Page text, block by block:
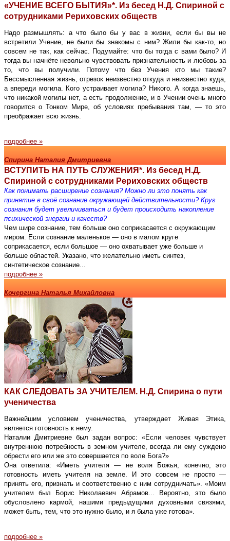
«УЧЕНИЕ ВСЕГО БЫТИЯ»*. Из бесед Н.Д. Спириной с
сотрудниками Рериховских обществ
Надо размышлять: а что было бы у вас в жизни, если бы вы не
встретили Учение, не были бы знакомы с ним? Жили бы как-то, но
совсем не так, как сейчас. Подумайте: что бы тогда с вами было? И
тогда вы начнёте невольно чувствовать признательность и любовь за
то, что вы получили. Потому что без Учения кто мы такие?
Бессмысленная жизнь, отрезок неизвестно откуда и неизвестно куда,
а впереди могила. Кого устраивает могила? Никого. А когда знаешь,
что никакой могилы нет, а есть продолжение, и в Учении очень много
говорится о Тонком Мире, об условиях пребывания там, — то это
преображает всю жизнь.
подробнее »
Спирина Наталия Дмитриевна
ВСТУПИТЬ НА ПУТЬ СЛУЖЕНИЯ*. Из бесед Н.Д.
Спириной с сотрудниками Рериховских обществ
Как понимать расширение сознания? Можно ли это понять как
принятие в своё сознание окружающей действительности? Круг
сознания будет увеличиваться и будет происходить накопление
психической энергии и качеств?
Чем шире сознание, тем больше оно соприкасается с окружающим
миром. Если сознание маленькое — оно в малом круге
соприкасается, если большое — оно охватывает уже больше и
больше областей. Указано, что желательно иметь синтез,
синтетическое сознание...
подробнее »
Кочергина Наталья Михайловна
КАК СЛЕДОВАТЬ ЗА УЧИТЕЛЕМ. Н.Д. Спирина о пути
ученичества
Важнейшим условием ученичества, утверждает Живая Этика,
является готовность к нему.
Наталии Дмитриевне был задан вопрос: «Если человек чувствует
внутреннюю потребность в земном учителе, всегда ли ему суждено
обрести его или же это совершается по воле Бога?»
Она ответила: «Иметь учителя — не воля Божья, конечно, это
готовность иметь учителя на земле. И это совсем не просто —
принять его, признать и соответственно с ним сотрудничать». «Моим
учителем был Борис Николаевич Абрамов... Вероятно, это было
обусловлено кармой, нашими предыдущими духовными связями,
может быть, тем, что это нужно было, и я была уже готова».
подробнее »